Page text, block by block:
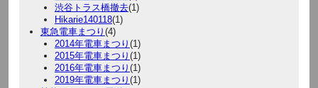
渋谷トラス橋撤去(1)
Hikarie140118(1)
東急電車まつり (4)
2014年電車まつり (1)
2015年電車まつり (1)
2016年電車まつり (1)
2019年電車まつり (1)